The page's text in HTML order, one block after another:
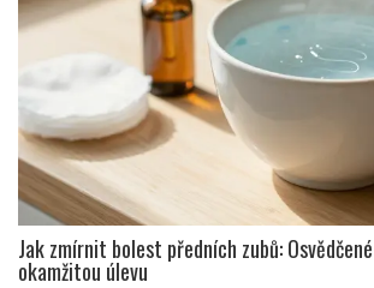
Jak zmírnit bolest předních zubů:
okamžitou úlevu